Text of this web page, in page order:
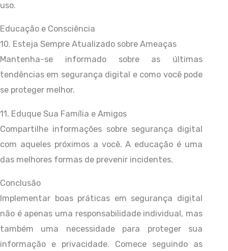
uso.
Educação e Consciência
10. Esteja Sempre Atualizado sobre Ameaças
Mantenha-se informado sobre as últimas
tendências em segurança digital e como você pode
se proteger melhor.
11. Eduque Sua Família e Amigos
Compartilhe informações sobre segurança digital
com aqueles próximos a você. A educação é uma
das melhores formas de prevenir incidentes.
Conclusão
Implementar boas práticas em segurança digital
não é apenas uma responsabilidade individual, mas
também uma necessidade para proteger sua
informação e privacidade. Comece seguindo as